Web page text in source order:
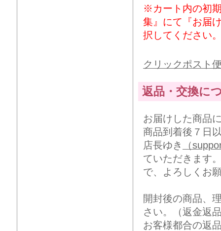
※カート内の初
集』にて『お届
択してください
クリックポスト
返品・交換に
お届けした商品
商品到着後７日
店長ゆき
（
ていただきます
で、よろしくお
開封後の商品、
さい。（返金返
お客様都合の返